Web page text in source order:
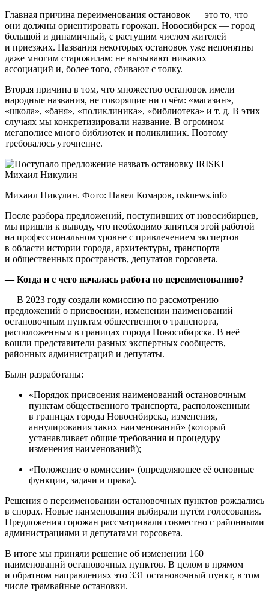
Главная причина переименования остановок — это то, что
они должны ориентировать горожан. Новосибирск — город
большой и динамичный, с растущим числом жителей
и приезжих. Названия некоторых остановок уже непонятны
даже многим старожилам: не вызывают никаких
ассоциаций и, более того, сбивают с толку.
Вторая причина в том, что множество остановок имели
народные названия, не говорящие ни о чём: «магазин»,
«школа», «баня», «поликлиника», «библиотека» и т. д. В этих
случаях мы конкретизировали название. В огромном
мегаполисе много библиотек и поликлиник. Поэтому
требовалось уточнение.
Михаил Никулин. Фото: Павел Комаров, nsknews.info
После разбора предложений, поступивших от новосибирцев,
мы пришли к выводу, что необходимо заняться этой работой
на профессиональном уровне с привлечением экспертов
в области истории города, архитектуры, транспорта
и общественных пространств, депутатов горсовета.
— Когда и с чего началась работа по переименованию?
— В 2023 году создали комиссию по рассмотрению
предложений о присвоении, изменении наименований
остановочным пунктам общественного транспорта,
расположенным в границах города Новосибирска. В неё
вошли представители разных экспертных сообществ,
районных администраций и депутаты.
Были разработаны:
«Порядок присвоения наименований остановочным
пунктам общественного транспорта, расположенным
в границах города Новосибирска, изменения,
аннулирования таких наименований» (который
устанавливает общие требования и процедуру
изменения наименований);
«Положение о комиссии» (определяющее её основные
функции, задачи и права).
Решения о переименовании остановочных пунктов рождались
в спорах. Новые наименования выбирали путём голосования.
Предложения горожан рассматривали совместно с районными
администрациями и депутатами горсовета.
В итоге мы приняли решение об изменении 160
наименований остановочных пунктов. В целом в прямом
и обратном направлениях это 331 остановочный пункт, в том
числе трамвайные остановки.